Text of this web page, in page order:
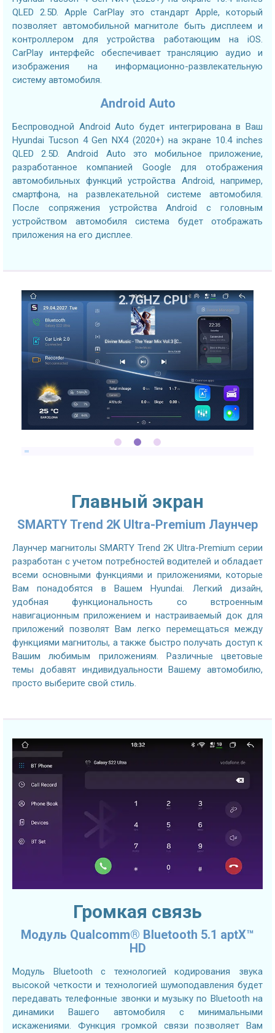
QLED 2.5D. Apple CarPlay это стандарт Apple, который
позволяет автомобильной магнитоле быть дисплеем и
контроллером для устройства работающим на iOS.
CarPlay интерфейс обеспечивает трансляцию аудио и
изображения на информационно-развлекательную
систему автомобиля.
Android Auto
Беспроводной Android Auto будет интегрирована в Ваш
Hyundai Tucson 4 Gen NX4 (2020+) на экране 10.4 inches
QLED 2.5D. Android Auto это мобильное приложение,
разработанное компанией Google для отображения
автомобильных функций устройства Android, например,
смартфона, на развлекательной системе автомобиля.
После сопряжения устройства Android с головным
устройством автомобиля система будет отображать
приложения на его дисплее.
2.7GHZ CPU
Главный экран
SMARTY Trend 2K Ultra-Premium Лаунчер
Лаунчер магнитолы SMARTY Trend 2K Ultra-Premium серии
разработан с учетом потребностей водителей и обладает
всеми основными функциями и приложениями, которые
Вам понадобятся в Вашем Hyundai. Легкий дизайн,
удобная функциональность со встроенным
навигационным приложением и настраиваемый док для
приложений позволят Вам легко перемещаться между
функциями магнитолы, а также быстро получать доступ к
Вашим любимым приложениям. Различные цветовые
темы добавят индивидуальности Вашему автомобилю,
просто выберите свой стиль.
Громкая связь
Модуль Qualcomm® Bluetooth 5.1 aptX™
HD
Модуль Bluetooth с технологией кодирования звука
высокой четкости и технологией шумоподавления будет
передавать телефонные звонки и музыку по Bluetooth на
динамики Вашего автомобиля с минимальными
искажениями. Функция громкой связи позволяет Вам